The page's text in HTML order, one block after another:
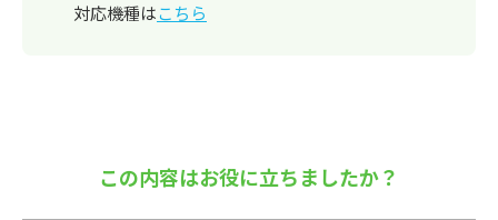
対応機種はこちら
この内容はお役に立ちましたか？